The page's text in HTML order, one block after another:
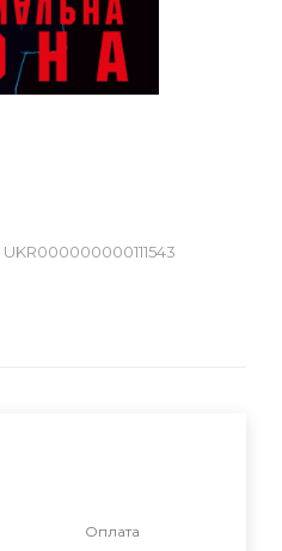
UKR000000000111543
Оплата